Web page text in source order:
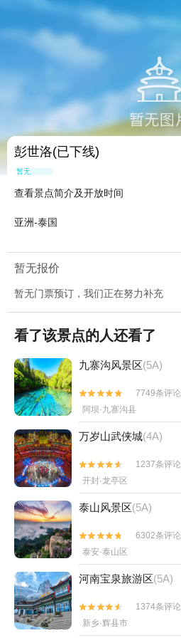
彭世洛(已下线)
暂无点评
查看景点简介及开放时间
亚洲-泰国
暂无报价
暂无门票预订，我们正在努力补充
看了该景点的人还看了
九寨沟风景区(5A)


7749条评论
阿坝·九寨沟县
万岁山武侠城(4A)


1237条评论
开封·龙亭区
泰山风景区(5A)


6302条评论
泰安·泰山区
河南宝泉旅游区(5A)


1374条评论
新乡·辉县市